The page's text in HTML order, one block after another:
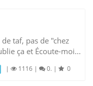
de taf, pas de "chez
ça et Écoute-moi...
| 1116 | 0. | 0